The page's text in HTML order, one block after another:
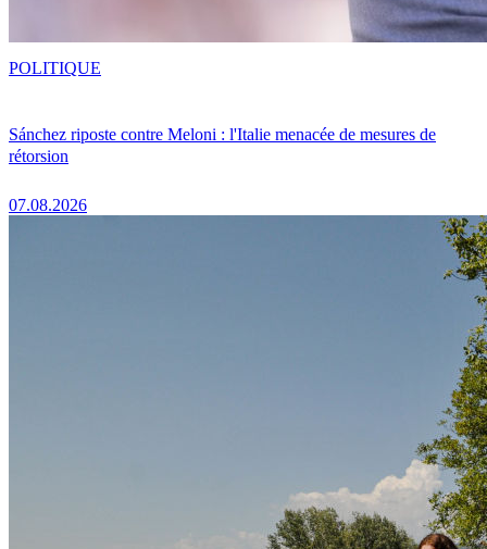
Sánchez riposte contre Meloni : l'Italie menacée de mesures de
rétorsion
07.08.2026
POLITIQUE